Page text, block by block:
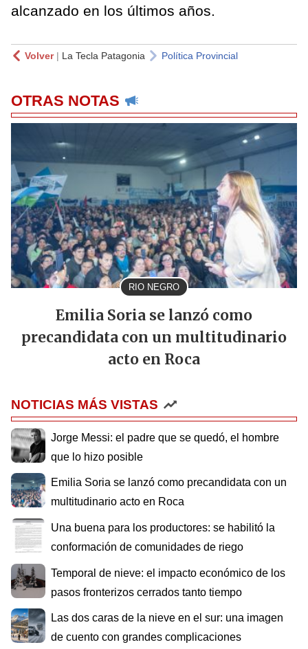
alcanzado en los últimos años.
Volver| La Tecla Patagonia Política Provincial
OTRAS NOTAS
RIO NEGRO
Emilia Soria se lanzó como
precandidata con un multitudinario
acto en Roca
NOTICIAS MÁS VISTAS
Jorge Messi: el padre que se quedó, el hombre
que lo hizo posible
Emilia Soria se lanzó como precandidata con un
multitudinario acto en Roca
Una buena para los productores: se habilitó la
conformación de comunidades de riego
Temporal de nieve: el impacto económico de los
pasos fronterizos cerrados tanto tiempo
Las dos caras de la nieve en el sur: una imagen
de cuento con grandes complicaciones